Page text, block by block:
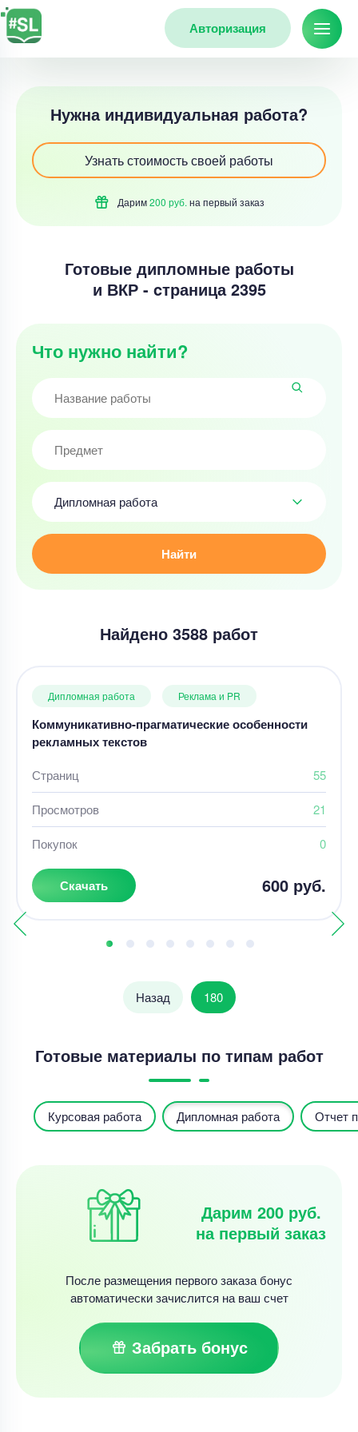
Авторизация
Нужна индивидуальная работа?
Узнать стоимость своей работы
Дарим200 руб. на первый заказ
Готовые дипломные работы
и ВКР - cтраница 2395
Что нужно найти?
Дипломная работа
Найти
Найдено 3588 работ
Дипломная работа Реклама и PR
Коммуникативно-прагматические особенности
рекламных текстов
Страниц 55
Просмотров 21
Покупок 0
Скачать 600 руб.
Назад 180
Готовые материалы по типам работ
Курсовая работа Дипломная работа Отчет
Дарим 200 руб.
на первый заказ
После размещения первого заказа бонус
автоматически зачислится на ваш счет
Забрать бонус